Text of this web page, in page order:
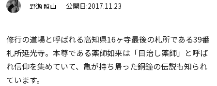
野瀬 照山 公開日:2017.11.23
修行の道場と呼ばれる高知県16ヶ寺最後の札所である39番
札所延光寺。本尊である薬師如来は「目治し薬師」と呼ば
れ信仰を集めていて、亀が持ち帰った銅鐘の伝説も知られ
ています。